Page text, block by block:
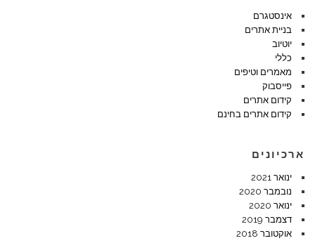
אינסטגרם
בניית אתרים
יוטיוב
כללי
מאמרים וטיפים
פייסבוק
קידום אתרים
קידום אתרים בחינם
ארכיונים
ינואר 2021
נובמבר 2020
ינואר 2020
דצמבר 2019
אוקטובר 2018